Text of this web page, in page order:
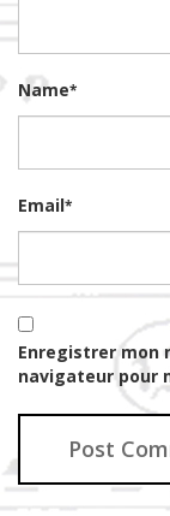
Name*
Email*
Enregistrer mon
navigateur pour